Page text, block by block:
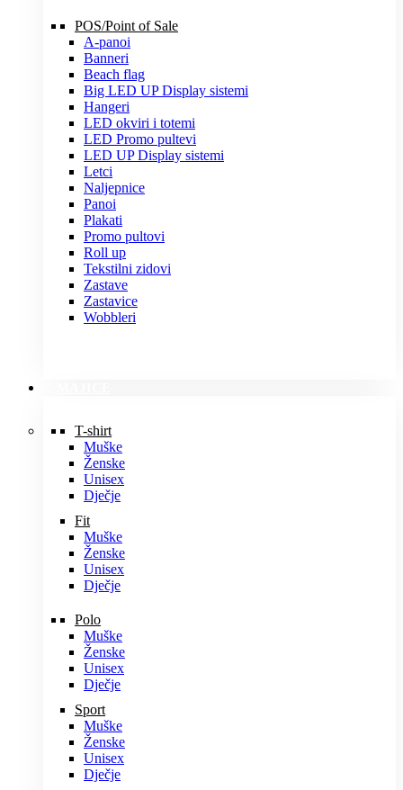
POS/Point of Sale
A-panoi
Banneri
Beach flag
Big LED UP Display sistemi
Hangeri
LED okviri i totemi
LED Promo pultevi
LED UP Display sistemi
Letci
Naljepnice
Panoi
Plakati
Promo pultovi
Roll up
Tekstilni zidovi
Zastave
Zastavice
Wobbleri
T-shirt
Muške
Ženske
Unisex
Dječje
Fit
Muške
Ženske
Unisex
Dječje
Polo
Muške
Ženske
Unisex
Dječje
Sport
Muške
Ženske
Unisex
Dječje